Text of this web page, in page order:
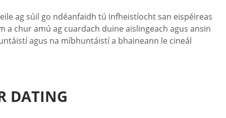
ag súil go ndéanfaidh tú infheistíocht san eispéireas
chur amú ag cuardach duine aislingeach agus ansin
agus na míbhuntáistí a bhaineann le cineál
DATING